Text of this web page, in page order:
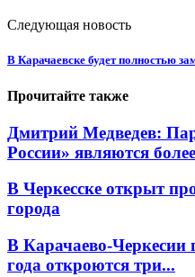
Следующая новость
В Карачаевске будет полностью
Прочитайте также
Дмитрий Медведев:
России» являются
В Черкесске открыт
города
В Карачаево-Черкесии
года откроются три...